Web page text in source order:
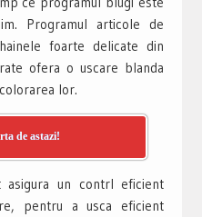
Programul articole de
foarte delicate din
ofera o uscare blanda
lor.
de astazi!
asigura un contrl eficient
pentru a usca eficient